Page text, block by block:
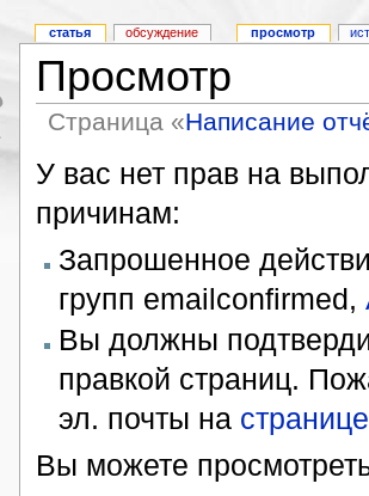
Просмотр
Страница «Написание
У вас нет прав на
причинам:
Запрошенное
групп emailconfirmed,
Вы должны
правкой страниц.
эл. почты на
Вы можете
статья обсуждение просмотр